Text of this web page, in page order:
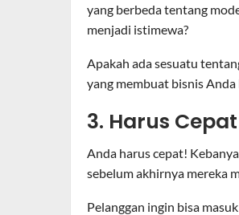
yang berbeda tentang
menjadi istimewa?
Apakah ada sesuatu
yang membuat bisnis
3. Harus
Anda harus cepat!
sebelum akhirnya mereka
Pelanggan ingin bisa